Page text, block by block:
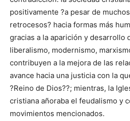
positivamente ?a pesar de
retrocesos? hacia formas más
gracias a la aparición y desarrollo
liberalismo, modernismo,
contribuyen a la mejora de las
avance hacia una justicia con la
?Reino de Dios??; mientras, la
cristiana añoraba el feudalismo y
movimientos mencionados.